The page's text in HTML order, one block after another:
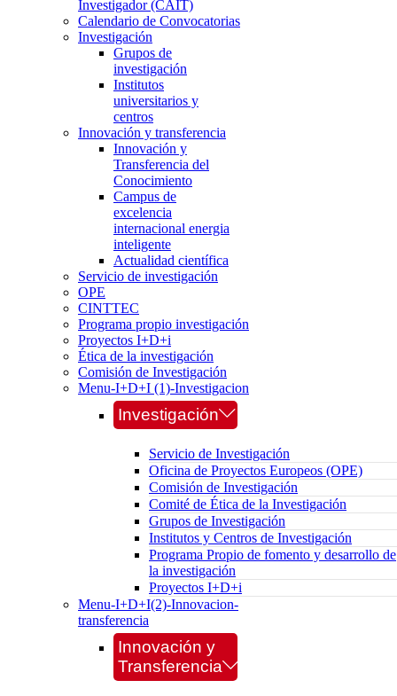
Investigador (CAIT)
Calendario de Convocatorias
Investigación
Grupos de
investigación
Institutos
universitarios y
centros
Innovación y transferencia
Innovación y
Transferencia del
Conocimiento
Campus de
excelencia
internacional energia
inteligente
Actualidad científica
Servicio de investigación
OPE
CINTTEC
Programa propio investigación
Proyectos I+D+i
Ética de la investigación
Comisión de Investigación
Menu-I+D+I (1)-Investigacion
Investigación
Servicio de Investigación
Oficina de Proyectos Europeos (OPE)
Comisión de Investigación
Comité de Ética de la Investigación
Grupos de Investigación
Institutos y Centros de Investigación
Programa Propio de fomento y desarrollo de
la investigación
Proyectos I+D+i
Menu-I+D+I(2)-Innovacion-
transferencia
Innovación y
Transferencia